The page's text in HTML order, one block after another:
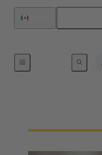
Nuestro compromiso